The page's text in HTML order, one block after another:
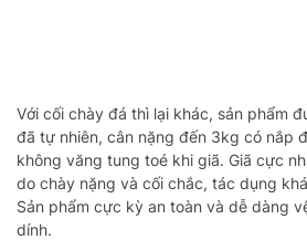
Với cối chày đá thì lại khác, sản phẩm
đã tự nhiên, cân nặng đến 3kg có nắp
không văng tung toé khi giã. Giã cực
do chày nặng và cối chắc, tác dụng
Sản phẩm cực kỳ an toàn và dễ dàng
dính.